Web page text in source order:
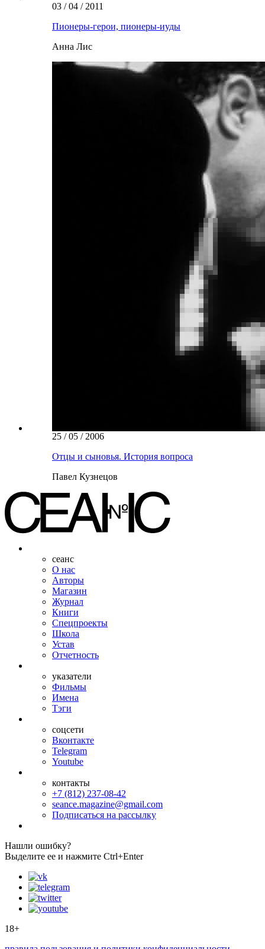
03 / 04 / 2011
Пионеры-герои, пионеры-иуды
Анна Лис
25 / 05 / 2006
Отцы и сыновья. История вопроса
Павел Кузнецов
сеанс
О нас
Авторы
Магазин
Журнал
Книги
Спецпроекты
Школа
Устав
Отчетность
указатели
Фильмы
Имена
Тэги
соцсети
Вконтакте
Telegram
Youtube
контакты
+7 (812) 237-08-42
seance.magazine@gmail.com
Подписаться на рассылку
Нашли ошибку?
Выделите ее и нажмите Ctrl+Enter
18+